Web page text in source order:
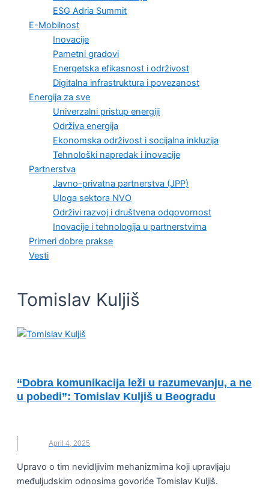
ESG Adria Summit
E-Mobilnost
Inovacije
Pametni gradovi
Energetska efikasnost i održivost
Digitalna infrastruktura i povezanost
Energija za sve
Univerzalni pristup energiji
Održiva energija
Ekonomska održivost i socijalna inkluzija
Tehnološki napredak i inovacije
Partnerstva
Javno-privatna partnerstva (JPP)
Uloga sektora NVO
Održivi razvoj i društvena odgovornost
Inovacije i tehnologija u partnerstvima
Primeri dobre prakse
Vesti
Tomislav Kuljiš
“Dobra komunikacija leži u razumevanju, a ne
u pobedi”: Tomislav Kuljiš u Beogradu
April 4, 2025
Upravo o tim nevidljivim mehanizmima koji upravljaju
međuljudskim odnosima govoriće Tomislav Kuljiš.